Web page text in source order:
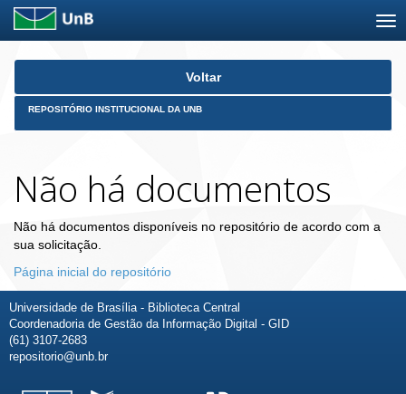
Skip
Voltar
REPOSITÓRIO INSTITUCIONAL DA UNB
Não há documentos
Não há documentos disponíveis no repositório de acordo com a
sua solicitação.
Página inicial do repositório
Universidade de Brasília - Biblioteca Central
Coordenadoria de Gestão da Informação Digital - GID
(61) 3107-2683
repositorio@unb.br